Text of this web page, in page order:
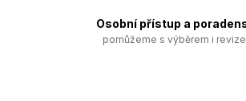
Osobní přístup a
pomůžeme s výběrem i